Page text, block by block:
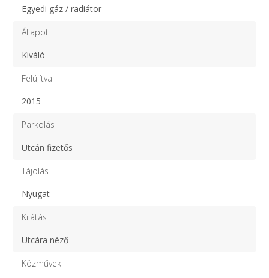
Egyedi gáz / radiátor
Állapot
Kiváló
Felújítva
2015
Parkolás
Utcán fizetős
Tájolás
Nyugat
Kilátás
Utcára néző
Közművek